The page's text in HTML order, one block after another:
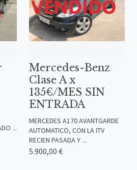
...
Mercedes-Benz
Clase A x
135€/MES SIN
ENTRADA
MERCEDES A170 AVANTGARDE
AUTOMATICO, CON LA ITV
RECIEN PASADA Y ...
5.900,00 €